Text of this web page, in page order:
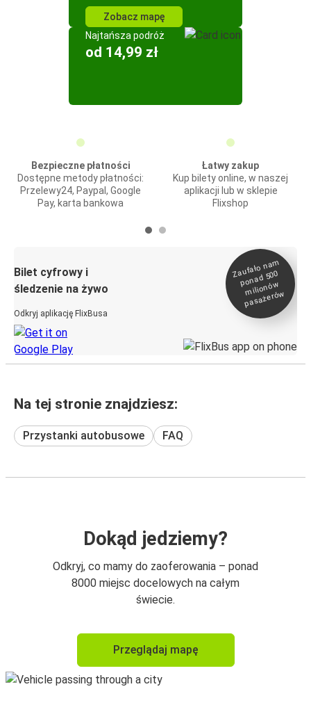
Zobacz mapę
Najtańsza podróż
od 14,99 zł
Bezpieczne płatności
Dostępne metody płatności:
Przelewy24, Paypal, Google
Pay, karta bankowa
Łatwy zakup
Kup bilety online, w naszej
aplikacji lub w sklepie
Flixshop
Bilet cyfrowy i
śledzenie na żywo
Odkryj aplikację FlixBusa
Zaufało na
m
ponad 500
milionó
w
pasażeró
w
Na tej stronie znajdziesz:
Przystanki autobusowe FAQ
Dokąd jedziemy?
Odkryj, co mamy do zaoferowania – ponad
8000 miejsc docelowych na całym
świecie.
Przeglądaj mapę